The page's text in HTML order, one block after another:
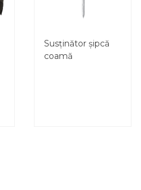
Susținător șipcă
coamă